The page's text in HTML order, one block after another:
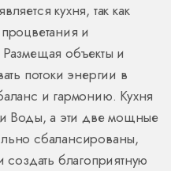
кухня, так как
и
объекты и
потоки энергии в
и гармонию. Кухня
Воды, а эти две мощные
сбалансированы,
создать благоприятную